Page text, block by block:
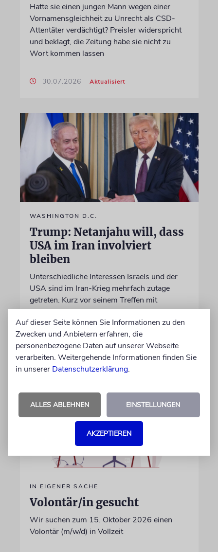
Hatte sie einen jungen Mann wegen einer
Vornamensgleichheit zu Unrecht als CSD-
Attentäter verdächtigt? Preisler widerspricht
und beklagt, die Zeitung habe sie nicht zu
Wort kommen lassen
30.07.2026 Aktualisiert
WASHINGTON D.C.
Trump: Netanjahu will, dass
USA im Iran involviert
bleiben
Unterschiedliche Interessen Israels und der
USA sind im Iran-Krieg mehrfach zutage
getreten. Kurz vor seinem Treffen mit
Netanjahu deutet Trump an, dass die
Differenzen nicht überwunden sind
28.07.2026
IN EIGENER SACHE
Volontär/in gesucht
Wir suchen zum 15. Oktober 2026 einen
Volontär (m/w/d) in Vollzeit
Auf dieser Seite können Sie Informationen zu den
Zwecken und Anbietern erfahren, die
personenbezogene Daten auf unserer Webseite
verarbeiten. Weitergehende Informationen finden Sie
in unserer Datenschutzerklärung.
ALLES ABLEHNEN EINSTELLUNGEN
AKZEPTIEREN